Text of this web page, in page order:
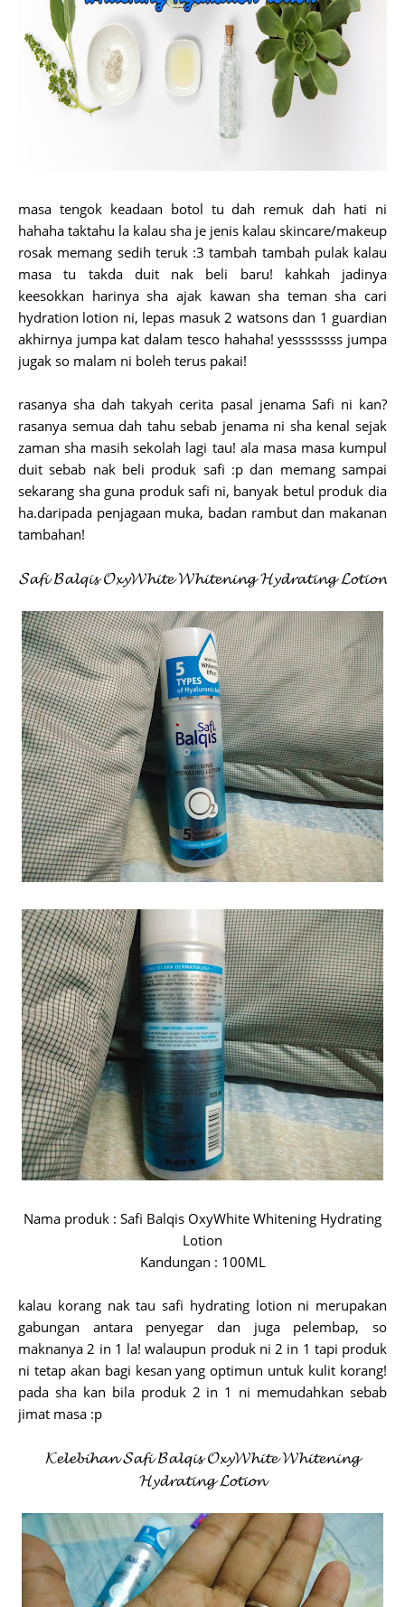
masa tengok keadaan botol tu dah remuk dah hati ni
hahaha taktahu la kalau sha je jenis kalau skincare/makeup
rosak memang sedih teruk :3 tambah tambah pulak kalau
masa tu takda duit nak beli baru! kahkah jadinya
keesokkan harinya sha ajak kawan sha teman sha cari
hydration lotion ni, lepas masuk 2 watsons dan 1 guardian
akhirnya jumpa kat dalam tesco hahaha! yessssssss jumpa
jugak so malam ni boleh terus pakai!
rasanya sha dah takyah cerita pasal jenama Safi ni kan?
rasanya semua dah tahu sebab jenama ni sha kenal sejak
zaman sha masih sekolah lagi tau! ala masa masa kumpul
duit sebab nak beli produk safi :p dan memang sampai
sekarang sha guna produk safi ni, banyak betul produk dia
ha.daripada penjagaan muka, badan rambut dan makanan
tambahan!
𝓢𝓪𝓯𝓲 𝓑𝓪𝓵𝓺𝓲𝓼 𝓞𝔁𝔂𝓦𝓱𝓲𝓽𝓮 𝓦𝓱𝓲𝓽𝓮𝓷𝓲𝓷𝓰 𝓗𝔂𝓭𝓻𝓪𝓽𝓲𝓷𝓰 𝓛𝓸𝓽𝓲𝓸𝓷
Nama produk : Safi Balqis OxyWhite Whitening Hydrating
Lotion
Kandungan : 100ML
kalau korang nak tau safi hydrating lotion ni merupakan
gabungan antara penyegar dan juga pelembap, so
maknanya 2 in 1 la! walaupun produk ni 2 in 1 tapi produk
ni tetap akan bagi kesan yang optimun untuk kulit korang!
pada sha kan bila produk 2 in 1 ni memudahkan sebab
jimat masa :p
𝓚𝓮𝓵𝓮𝓫𝓲𝓱𝓪𝓷 𝓢𝓪𝓯𝓲 𝓑𝓪𝓵𝓺𝓲𝓼 𝓞𝔁𝔂𝓦𝓱𝓲𝓽𝓮 𝓦𝓱𝓲𝓽𝓮𝓷𝓲𝓷𝓰
𝓗𝔂𝓭𝓻𝓪𝓽𝓲𝓷𝓰 𝓛𝓸𝓽𝓲𝓸𝓷